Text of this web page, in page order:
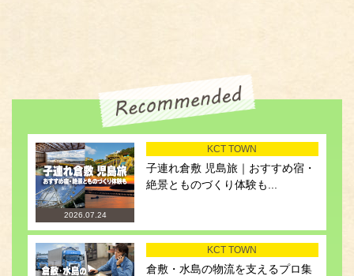
2026.07.24
KCT TOWN
子連れ倉敷 児島旅｜おすすめ宿・
絶景とものづくり体験も...
KCT TOWN
倉敷・水島の物流を支えるプロ集